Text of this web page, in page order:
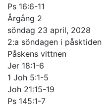
Ps 16:6-11
Årgång 2
söndag 23 april, 2028
2:a söndagen i påsktiden
Påskens vittnen
Jer 18:1-6
1 Joh 5:1-5
Joh 21:15-19
Ps 145:1-7